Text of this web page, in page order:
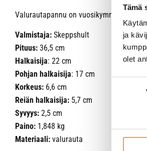
Tämä
ja
olet
Valurautapannu on vuosikymmeniä
Valmistaja: Skeppshult
Pituus: 36,5 cm
Halkaisija: 22 cm
Pohjan halkaisija: 17 cm
Korkeus: 6,6 cm
Reiän halkaisija: 5,7 cm
Syvyys: 2,5 cm
Paino: 1,848 kg
Materiaali: valurauta